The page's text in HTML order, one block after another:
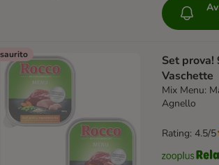
Set prova!
Vaschette
Mix Menu:
Agnello
Rating: 4.5/5